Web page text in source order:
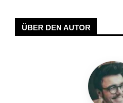
ÜBER DEN AUTOR